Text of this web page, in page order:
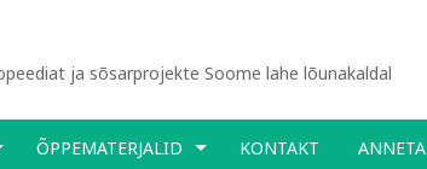
ja sõsarprojekte Soome lahe lõunakaldal
ÕPPEMATERJALID KONTAKT ANNETA